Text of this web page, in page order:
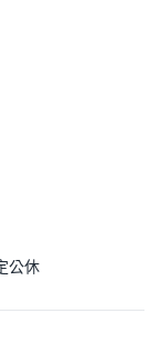
公休